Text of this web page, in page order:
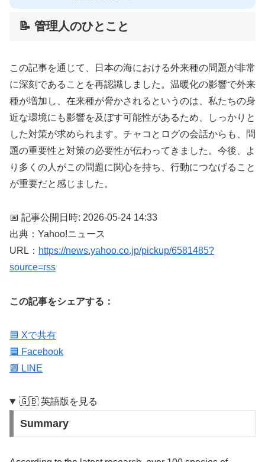
📝 管理人のひとこと
この記事を通じて、日本の海における外来種の問題が非常
に深刻であることを再認識しました。温暖化の影響で外来
種が増加し、在来種が脅かされるというのは、私たちの身
近な環境にも影響を及ぼす可能性があるため、しっかりと
した対策が求められます。チャコとログの会話からも、問
題の重要性と対策の必要性が伝わってきました。今後、よ
り多くの人がこの問題に関心を持ち、行動につなげること
が重要だと感じました。
📅 記事公開日時: 2026-05-24 14:33
出典：Yahoo!ニュース
URL： https://news.yahoo.co.jp/pickup/6581485?
source=rss
この記事をシェアする：
🟦 Xで共有
🟦 Facebook
🟩 LINE
🇬🇧 英語版を見る
Summary